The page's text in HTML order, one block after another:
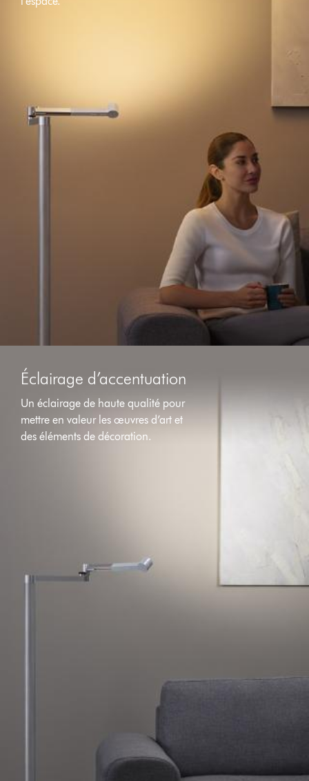
Éclairage d’accentuation
Un éclairage de haute qualité pour
mettre en valeur les œuvres d’art et
des éléments de décoration.